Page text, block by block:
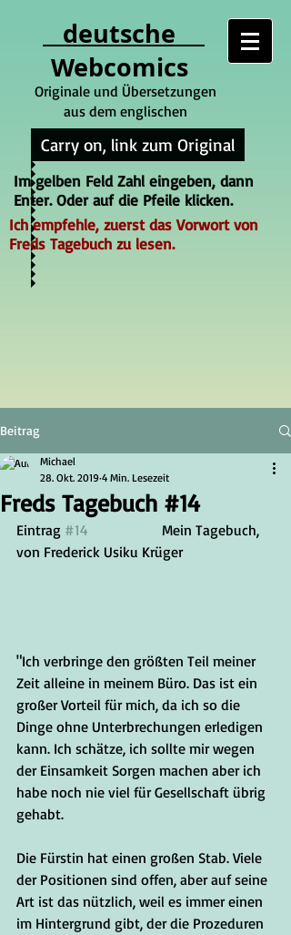
deutsche
Webcomics
Originale und Übersetzungen
aus dem englischen
Carry on, link zum Original
Im gelben Feld Zahl eingeben, dann
Enter. Oder auf die Pfeile klicken.
Ich empfehle, zuerst das Vorwort von
Freds Tagebuch zu lesen.
Beitrag
Freds Tagebuch #14
Michael
28. Okt. 2019 4 Min. Lesezeit
Eintrag #14
von Frederick Usiku Krüger
"Ich verbringe den größten Teil meiner
Zeit alleine in meinem Büro. Das ist ein
großer Vorteil für mich, da ich so die
Dinge ohne Unterbrechungen erledigen
kann. Ich schätze, ich sollte mir wegen
der Einsamkeit Sorgen machen aber ich
habe noch nie viel für Gesellschaft übrig
gehabt.
Die Fürstin hat einen großen Stab. Viele
der Positionen sind offen, aber auf seine
Art ist das nützlich, weil es immer einen
im Hintergrund gibt, der die Prozeduren